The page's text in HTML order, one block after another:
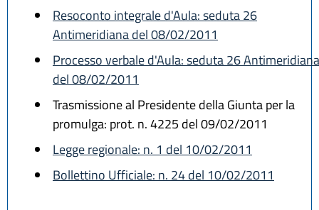
Resoconto integrale d'Aula: seduta 26
Antimeridiana del 08/02/2011
Processo verbale d'Aula: seduta 26 Antimeridiana
del 08/02/2011
Trasmissione al Presidente della Giunta per la
promulga: prot. n. 4225 del 09/02/2011
Legge regionale: n. 1 del 10/02/2011
Bollettino Ufficiale: n. 24 del 10/02/2011